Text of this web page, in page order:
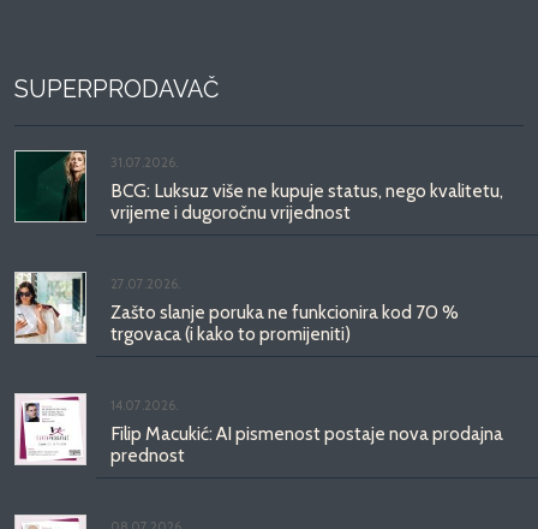
SUPERPRODAVAČ
31.07.2026.
BCG: Luksuz više ne kupuje status, nego kvalitetu,
vrijeme i dugoročnu vrijednost
27.07.2026.
Zašto slanje poruka ne funkcionira kod 70 %
trgovaca (i kako to promijeniti)
14.07.2026.
Filip Macukić: AI pismenost postaje nova prodajna
prednost